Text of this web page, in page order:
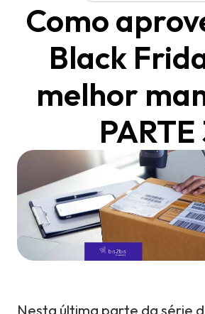
Como
Black
melhor
PARTE
Nesta última parte da série